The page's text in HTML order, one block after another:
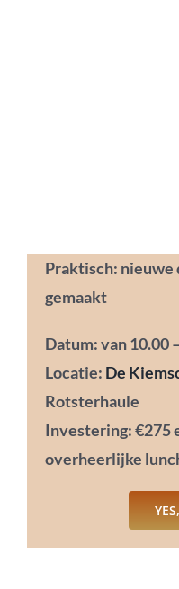
Praktisch: nieuwe
gemaakt
Datum: van 10.00
Locatie: De
Rotsterhaule
Investering: €275
overheerlijke